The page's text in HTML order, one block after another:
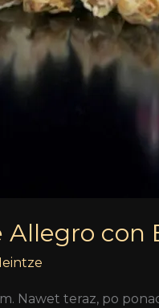
Allegro con
teraz, po